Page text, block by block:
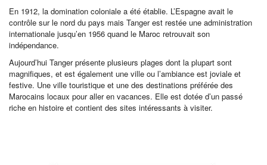
En 1912, la domination coloniale a été établie. L’Espagne avait le
contrôle sur le nord du pays mais Tanger est restée une administration
internationale jusqu’en 1956 quand le Maroc retrouvait son
indépendance.
Aujourd’hui Tanger présente plusieurs plages dont la plupart sont
magnifiques, et est également une ville ou l’ambiance est joviale et
festive. Une ville touristique et une des destinations préférée des
Marocains locaux pour aller en vacances. Elle est dotée d’un passé
riche en histoire et contient des sites intéressants à visiter.